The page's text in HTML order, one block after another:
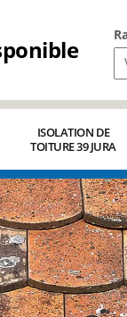
ISOLATION DE
TOITURE 39 JURA